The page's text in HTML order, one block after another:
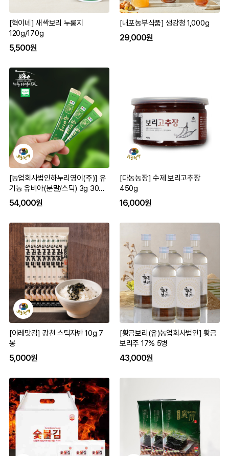
[혁이네] 새싹보리 누룽지
120g/170g
5,500원
[내포농부식품] 생강청 1,000g
29,000원
[농업회사법인하누리영이(주)] 유
기농 유비아(분말/스틱) 3g 30봉
유기가공인증
54,000원
[다농농장] 수제 보리고추장
450g
16,000원
[이레맛김] 광천 스틱자반 10g 7
봉
5,000원
[황금보리(유)농업회사법인] 황금
보리주 17% 5병
43,000원